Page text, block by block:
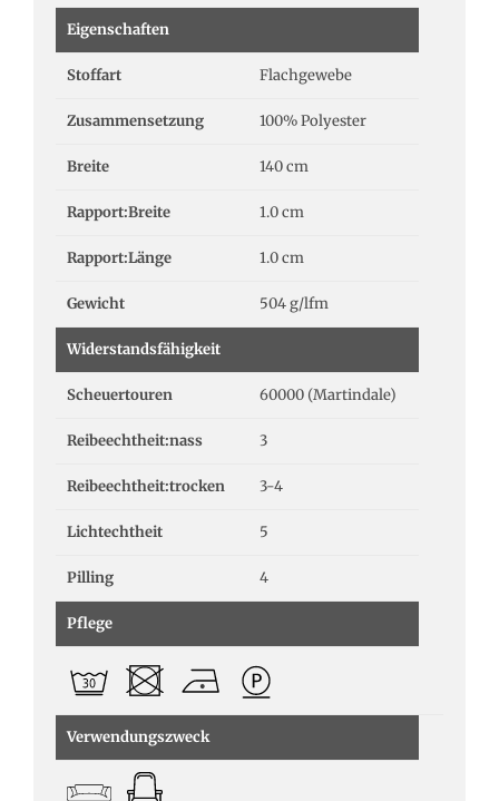
Eigenschaften
Stoffart Flachgewebe
Zusammensetzung 100% Polyester
Breite 140 cm
Rapport:Breite 1.0 cm
Rapport:Länge 1.0 cm
Gewicht 504 g/lfm
Widerstandsfähigkeit
Scheuertouren 60000 (Martindale)
Reibeechtheit:nass 3
Reibeechtheit:trocken 3-4
Lichtechtheit 5
Pilling 4
Pflege
Verwendungszweck